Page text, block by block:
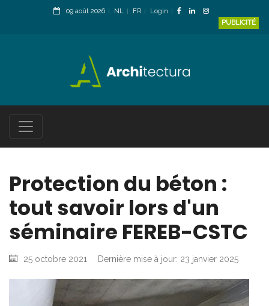
09 août 2026 NL FR
Login
PUBLICITÉ
Protection du béton :
tout savoir lors d'un
séminaire FEREB-CSTC
25 octobre 2021 Dernière mise à jour: 23 janvier 2025